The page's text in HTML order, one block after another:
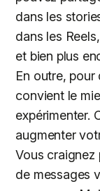
dans les
dans les
et bien plus
En outre,
convient le
expérimenter.
augmenter
Vous craignez
de messages